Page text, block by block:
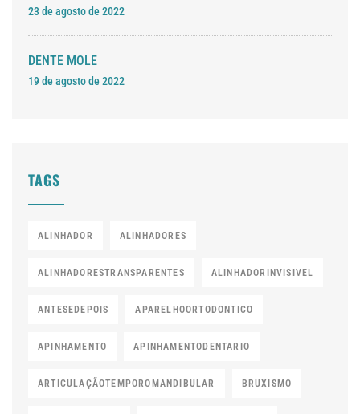
23 de agosto de 2022
DENTE MOLE
19 de agosto de 2022
TAGS
ALINHADOR ALINHADORES
ALINHADORESTRANSPARENTES ALINHADORINVISIVEL
ANTESEDEPOIS APARELHOORTODONTICO
APINHAMENTO APINHAMENTODENTARIO
ARTICULAÇÃOTEMPOROMANDIBULAR BRUXISMO